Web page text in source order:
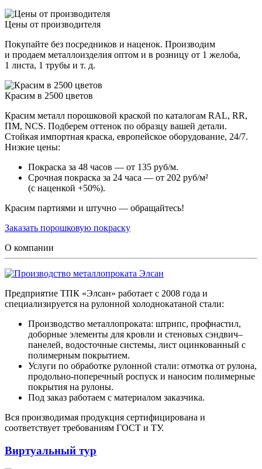
Цены от производителя
Покупайте без посредников и наценок. Производим
и продаем металлоизделия оптом и в розницу от 1 желоба,
1 листа, 1 трубы и т. д.
Красим в 2500 цветов
Красим металл порошковой краской по каталогам RAL, RR,
ПМ, NCS. Подберем оттенок по образцу вашей детали.
Стойкая импортная краска, европейское оборудование, 24/7.
Низкие цены:
Покраска за 48 часов — от 135 руб/м.
Срочная покраска за 24 часа — от 202 руб/м²
(с наценкой +50%).
Красим партиями и штучно — обращайтесь!
Заказать порошковую покраску
О компании
Предприятие ТПК «Элсан» работает с 2008 года и
специализируется на рулонной холоднокатаной стали:
Производство металлопроката: штрипс, профнастил,
доборные элементы для кровли и стеновых сэндвич–
панелей, водосточные системы, лист оцинкованный с
полимерным покрытием.
Услуги по обработке рулонной стали: отмотка от рулона,
продольно-поперечный роспуск и наносим полимерные
покрытия на рулоны.
Под заказ работаем с материалом заказчика.
Вся производимая продукция сертифицирована и
соответствует требованиям ГОСТ и ТУ.
Виртуальный тур